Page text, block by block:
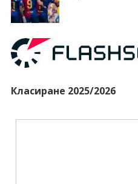
Класиране 2025/2026